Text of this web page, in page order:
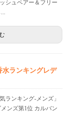
シュペアー＆フリー
ランキングレデ
ランキング-メンズ」
ンズ第1位 カルバン